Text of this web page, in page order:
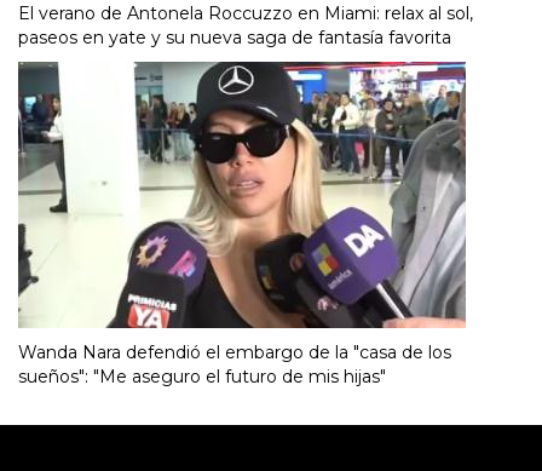
El verano de Antonela Roccuzzo en Miami: relax al sol,
paseos en yate y su nueva saga de fantasía favorita
Wanda Nara defendió el embargo de la "casa de los
sueños": "Me aseguro el futuro de mis hijas"